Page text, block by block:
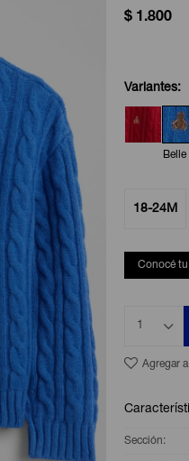
$ 1.800
Variantes:
18-24M
Conocé
1
Sección